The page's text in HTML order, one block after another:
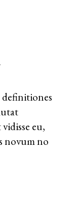
definitiones
eu,
novum no